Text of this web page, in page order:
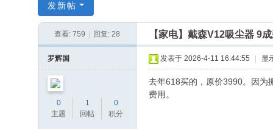
京
发新帖
查看: 759 回复: 28 【家电】戴森V12吸尘器 9
罗辉国
0
主题
1
回帖
0
积分
发表于 2026-4-11 16:44:55 显
去年618买的，原价3990。因为
费用。